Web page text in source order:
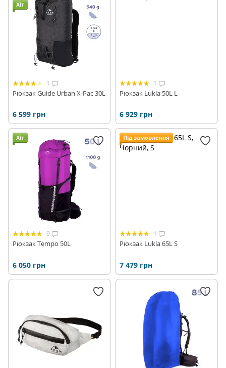
Хіт
1
Рюкзак Guide Urban X-Pac 30L
6 599 грн
1
Рюкзак Lukla 50L L
6 929 грн
Хіт
9
Рюкзак Tempo 50L
6 050 грн
Під замовлення
1
Рюкзак Lukla 65L S
7 479 грн